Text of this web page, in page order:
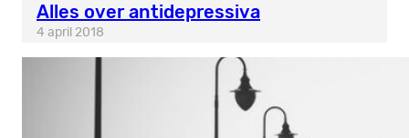
Alles over antidepressiva
4 april 2018